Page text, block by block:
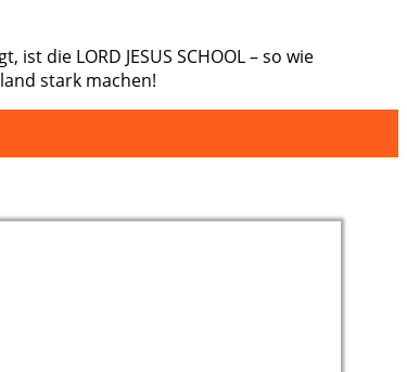
die LORD JESUS SCHOOL – so wie
stark machen!